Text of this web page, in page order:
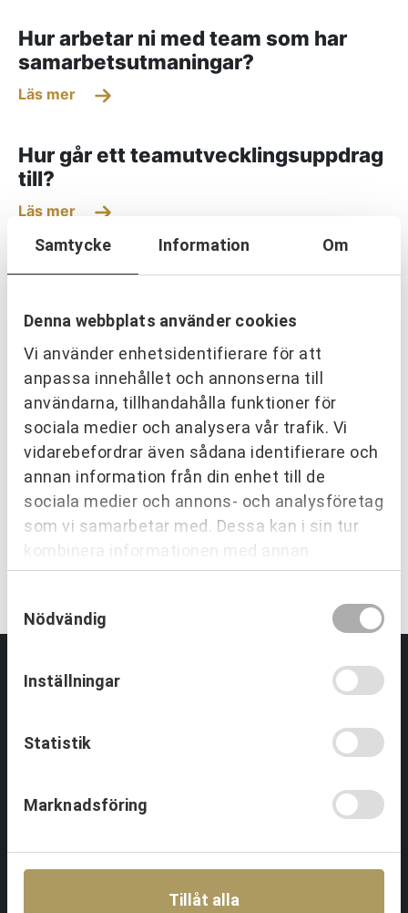
Samtycke Information Om
Denna webbplats använder cookies
Vi använder enhetsidentifierare för att
anpassa innehållet och annonserna till
användarna, tillhandahålla funktioner för
sociala medier och analysera vår trafik. Vi
vidarebefordrar även sådana identifierare och
annan information från din enhet till de
sociala medier och annons- och analysföretag
som vi samarbetar med. Dessa kan i sin tur
kombinera informationen med annan
information som du har tillhandahållit eller
som de har samlat in när du har använt deras
tjänster.
Nödvändig
Inställningar
Statistik
Marknadsföring
Tillåt alla
Hur arbetar ni med team som har
samarbetsutmaningar?
Läs mer
Hur går ett teamutvecklingsuppdrag
till?
Läs mer
Vad innebär teamutveckling enligt
Läs mer
EN TRYGG SAMARBETSPARTNER
Vi utvecklar människor och
organisationer över hela Sverige.
Utbildningar Partnering
Referenser
Team & Ledarskap